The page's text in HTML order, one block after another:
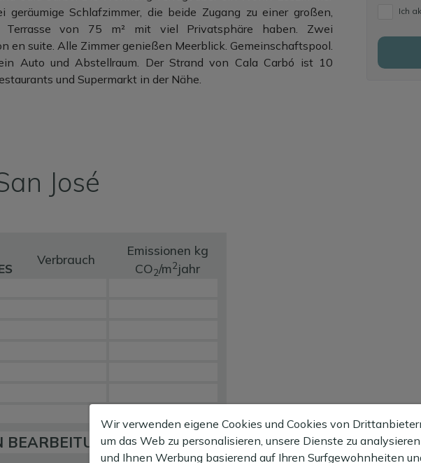
geräumige Schlafzimmer, die beide Zugang zu einer großen,
Terrasse von 75 m² mit viel Privatsphäre haben. Zwei
en suite. Alle Zimmer genießen Meerblick. Gemeinschaftspool.
Auto und Abstellraum. Der Strand von Cala Carbó ist 10
und Supermarkt in der Nähe.
ganze Jahr über Ruhe und Sonne genießen möchten.
José
Verbrauch
Emissionen kg
CO2/m2jahr
BEARBEITUNG
Ich
Wir verwenden eigene Cookies und Cookies von
um das Web zu personalisieren, unsere Dienste zu analysieren
und Ihnen Werbung basierend auf Ihren Surfgewohnheiten